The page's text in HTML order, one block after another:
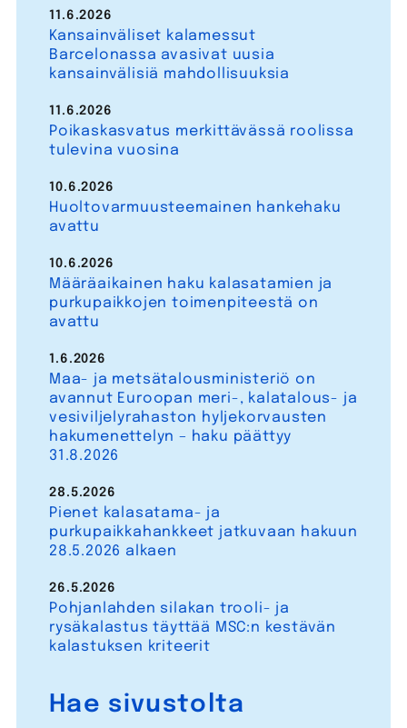
Kansainväliset kalamessut
Barcelonassa avasivat uusia
kansainvälisiä mahdollisuuksia
11.6.2026
Poikaskasvatus merkittävässä roolissa
tulevina vuosina
11.6.2026
Huoltovarmuusteemainen hankehaku
avattu
10.6.2026
Määräaikainen haku kalasatamien ja
purkupaikkojen toimenpiteestä on
avattu
10.6.2026
Maa- ja metsätalousministeriö on
avannut Euroopan meri-, kalatalous- ja
vesiviljelyrahaston hyljekorvausten
hakumenettelyn – haku päättyy
31.8.2026
1.6.2026
Pienet kalasatama- ja
purkupaikkahankkeet jatkuvaan hakuun
28.5.2026 alkaen
28.5.2026
Pohjanlahden silakan trooli- ja
rysäkalastus täyttää MSC:n kestävän
kalastuksen kriteerit
26.5.2026
Hae sivustolta